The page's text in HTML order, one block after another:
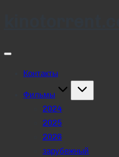
Контакты
Фильмы
2024
2025
2026
зарубежный